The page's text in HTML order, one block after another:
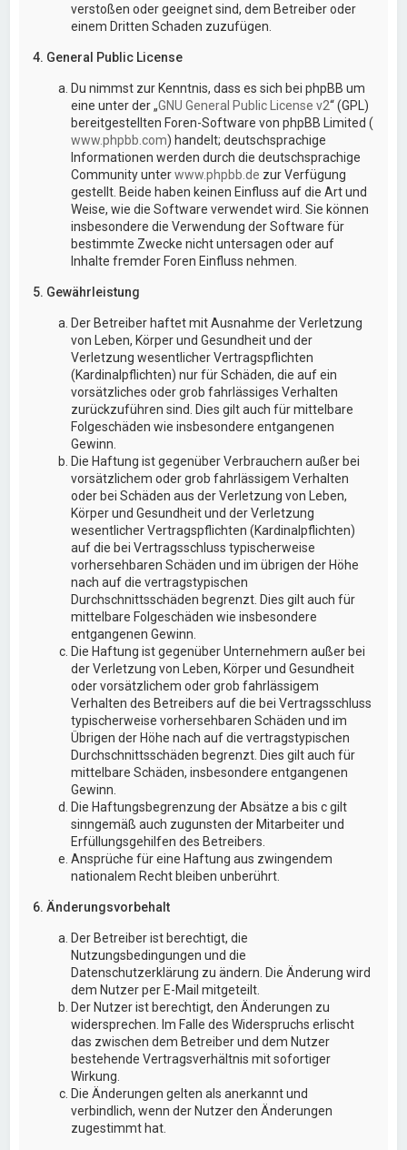
verstoßen oder geeignet sind, dem Betreiber oder
einem Dritten Schaden zuzufügen.
4. General Public License
Du nimmst zur Kenntnis, dass es sich bei phpBB um
eine unter der „GNU General Public License v2“ (GPL)
bereitgestellten Foren-Software von phpBB Limited (
www.phpbb.com) handelt; deutschsprachige
Informationen werden durch die deutschsprachige
Community unterwww.phpbb.de zur Verfügung
gestellt. Beide haben keinen Einfluss auf die Art und
Weise, wie die Software verwendet wird. Sie können
insbesondere die Verwendung der Software für
bestimmte Zwecke nicht untersagen oder auf
Inhalte fremder Foren Einfluss nehmen.
5. Gewährleistung
Der Betreiber haftet mit Ausnahme der Verletzung
von Leben, Körper und Gesundheit und der
Verletzung wesentlicher Vertragspflichten
(Kardinalpflichten) nur für Schäden, die auf ein
vorsätzliches oder grob fahrlässiges Verhalten
zurückzuführen sind. Dies gilt auch für mittelbare
Folgeschäden wie insbesondere entgangenen
Gewinn.
Die Haftung ist gegenüber Verbrauchern außer bei
vorsätzlichem oder grob fahrlässigem Verhalten
oder bei Schäden aus der Verletzung von Leben,
Körper und Gesundheit und der Verletzung
wesentlicher Vertragspflichten (Kardinalpflichten)
auf die bei Vertragsschluss typischerweise
vorhersehbaren Schäden und im übrigen der Höhe
nach auf die vertragstypischen
Durchschnittsschäden begrenzt. Dies gilt auch für
mittelbare Folgeschäden wie insbesondere
entgangenen Gewinn.
Die Haftung ist gegenüber Unternehmern außer bei
der Verletzung von Leben, Körper und Gesundheit
oder vorsätzlichem oder grob fahrlässigem
Verhalten des Betreibers auf die bei Vertragsschluss
typischerweise vorhersehbaren Schäden und im
Übrigen der Höhe nach auf die vertragstypischen
Durchschnittsschäden begrenzt. Dies gilt auch für
mittelbare Schäden, insbesondere entgangenen
Gewinn.
Die Haftungsbegrenzung der Absätze a bis c gilt
sinngemäß auch zugunsten der Mitarbeiter und
Erfüllungsgehilfen des Betreibers.
Ansprüche für eine Haftung aus zwingendem
nationalem Recht bleiben unberührt.
6. Änderungsvorbehalt
Der Betreiber ist berechtigt, die
Nutzungsbedingungen und die
Datenschutzerklärung zu ändern. Die Änderung wird
dem Nutzer per E-Mail mitgeteilt.
Der Nutzer ist berechtigt, den Änderungen zu
widersprechen. Im Falle des Widerspruchs erlischt
das zwischen dem Betreiber und dem Nutzer
bestehende Vertragsverhältnis mit sofortiger
Wirkung.
Die Änderungen gelten als anerkannt und
verbindlich, wenn der Nutzer den Änderungen
zugestimmt hat.